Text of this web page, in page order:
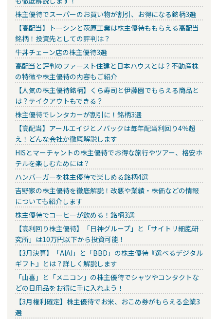
株主優待でスーパーのお買い物が割引、お得になる銘柄3選
【高配当】トーシンと萩原工業は株主優待ももらえる高配当
銘柄！投資先としての評判は？
牛丼チェーン店の株主優待3選
高配当と評判のファースト住建と日本ハウスとは？不動産株
の特徴や株主優待の内容もご紹介
【人気の株主優待銘柄】くら寿司と伊藤園でもらえる商品と
は？テイクアウトもできる？
株主優待でレンタカーが割引に！銘柄3選
【高配当】アールエイジとノバックは毎年配当利回り4％超
え！どんな会社か徹底解説します
HISとマーチャントの株主優待でお得な旅行やツアー、格安ホ
テルを楽しむためには？
ハンバーガーを株主優待で楽しめる銘柄4選
吉野家の株主優待を徹底解説！改悪や業績・株価などの情報
についても紹介します
株主優待でコーヒーが飲める！銘柄3選
【高利回り株主優待】「日神グループ」と「サイトリ細胞研
究所」は10万円以下から投資可能！
【3月決算】「AIAI」と「BBD」の株主優待『選べるデジタル
ギフト』とは？詳しく解説します
「山喜」と「メニコン」の株主優待でシャツやコンタクトな
どの日用品をお得に手に入れよう！
【3月権利確定】株主優待でお米、おこめ券がもらえる企業3
選